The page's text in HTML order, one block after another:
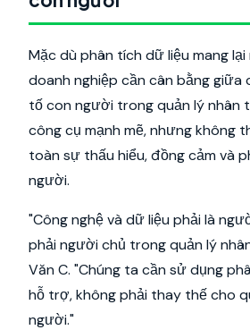
Mặc dù phân tích dữ liệu mang lại
doanh nghiệp cần cân bằng giữa
tố con người trong quản lý nhân
công cụ mạnh mẽ, nhưng không
toàn sự thấu hiểu, đồng cảm và
người.
"Công nghệ và dữ liệu phải là
phải người chủ trong quản lý
Văn C. "Chúng ta cần sử dụng
hỗ trợ, không phải thay thế cho
người."